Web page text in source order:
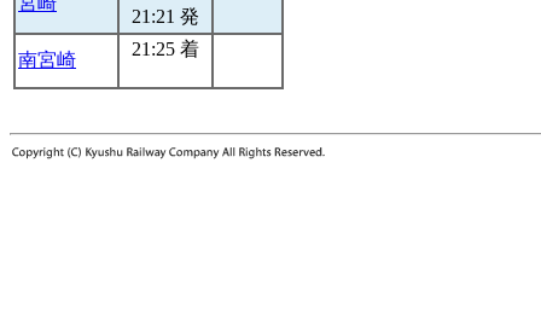
21:21 発
南宮崎
21:25 着